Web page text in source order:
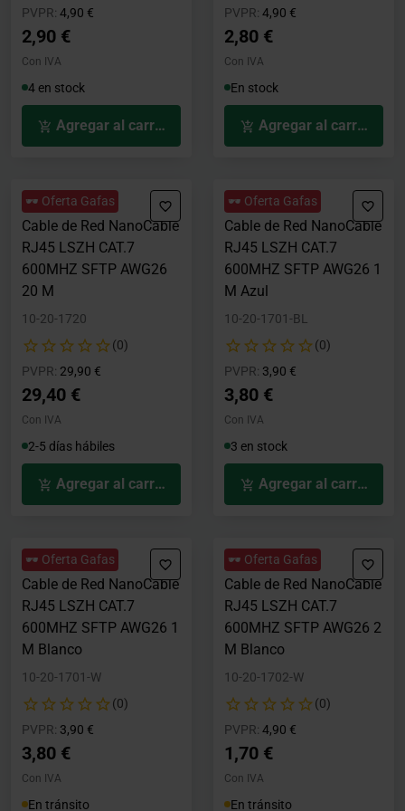
PVPR: Precio rebajado desde
4,90 €
2,90 €
Con IVA
4 en stock
Agregar al carrito
PVPR: Precio rebajado desde
4,90 €
2,80 €
Con IVA
En stock
Agregar al carrito
🕶️ Oferta Gafas
Cable de Red NanoCable
RJ45 LSZH CAT.7
600MHZ SFTP AWG26
20 M
10-20-1720
(0)
PVPR: Precio rebajado desde
29,90 €
29,40 €
Con IVA
2-5 días hábiles
Agregar al carrito
🕶️ Oferta Gafas
Cable de Red NanoCable
RJ45 LSZH CAT.7
600MHZ SFTP AWG26 1
M Azul
10-20-1701-BL
(0)
PVPR: Precio rebajado desde
3,90 €
3,80 €
Con IVA
3 en stock
Agregar al carrito
🕶️ Oferta Gafas
Cable de Red NanoCable
RJ45 LSZH CAT.7
600MHZ SFTP AWG26 1
M Blanco
10-20-1701-W
(0)
PVPR: Precio rebajado desde
3,90 €
3,80 €
Con IVA
En tránsito
🕶️ Oferta Gafas
Cable de Red NanoCable
RJ45 LSZH CAT.7
600MHZ SFTP AWG26 2
M Blanco
10-20-1702-W
(0)
PVPR: Precio rebajado desde
4,90 €
1,70 €
Con IVA
En tránsito